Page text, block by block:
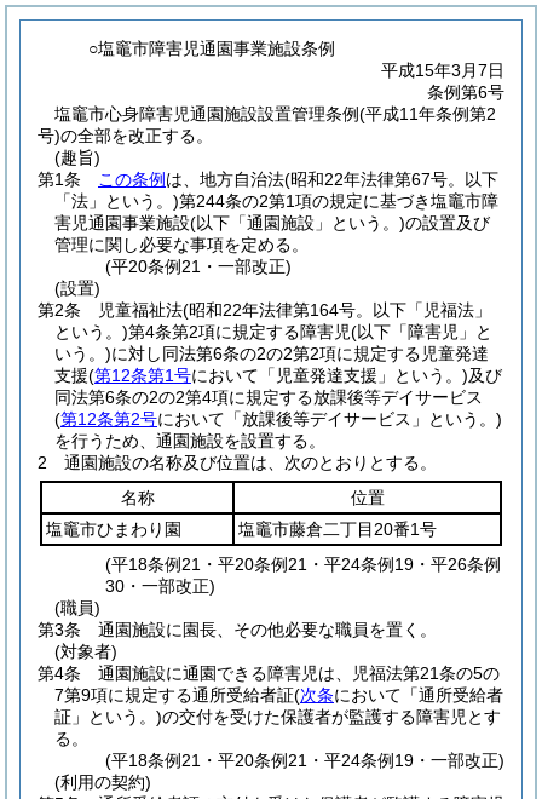
○塩竈市障害児通園事業施設条例
平成15年3月7日
条例第6号
塩竈市心身障害児通園施設設置管理条例(平成11年条例第2
号)の全部を改正する。
(趣旨)
第1条
この条例 は、地方自治法(昭和22年法律第67号。以下
「法」という。)第244条の2第1項の規定に基づき塩竈市障
害児通園事業施設(以下「通園施設」という。)の設置及び
管理に関し必要な事項を定める。
(平20条例21・一部改正)
(設置)
第2条
児童福祉法(昭和22年法律第164号。以下「児福法」
という。)第4条第2項に規定する障害児(以下「障害児」と
いう。)に対し同法第6条の2の2第2項に規定する児童発達
支援(第12条第1号において「児童発達支援」という。)及び
同法第6条の2の2第4項に規定する放課後等デイサービス
(第12条第2号において「放課後等デイサービス」という。)
を行うため、通園施設を設置する。
2
通園施設の名称及び位置は、次のとおりとする。
名称
位置
塩竈市ひまわり園
塩竈市藤倉二丁目20番1号
(平18条例21・平20条例21・平24条例19・平26条例
30・一部改正)
(職員)
第3条
通園施設に園長、その他必要な職員を置く。
(対象者)
第4条
通園施設に通園できる障害児は、児福法第21条の5の
7第9項に規定する通所受給者証(次条において「通所受給者
証」という。)の交付を受けた保護者が監護する障害児とす
る。
(平18条例21・平20条例21・平24条例19・一部改正)
(利用の契約)